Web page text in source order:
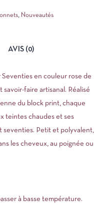
, Nouveautés
AVIS (0)
en couleur rose de
faire artisanal. Réalisé
du block print, chaque
teintes chaudes et ses
seventies. Petit et polyvalent,
les cheveux, au poignée ou
à basse température.